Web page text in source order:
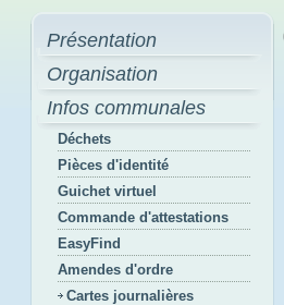
Présentation
Organisation
Infos communales
Déchets
Pièces d'identité
Guichet virtuel
Commande d'attestations
EasyFind
Amendes d'ordre
Cartes journalières